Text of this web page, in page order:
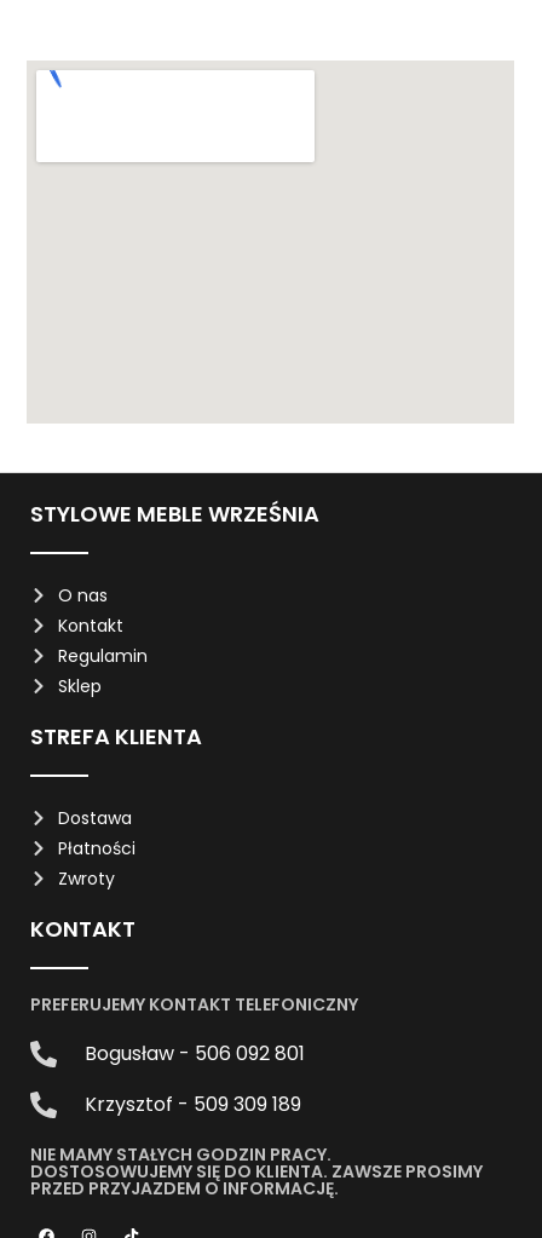
STYLOWE MEBLE WRZEŚNIA
O nas
Kontakt
Regulamin
Sklep
STREFA KLIENTA
Dostawa
Płatności
Zwroty
KONTAKT
PREFERUJEMY KONTAKT TELEFONICZNY
Bogusław - 506 092 801
Krzysztof - 509 309 189
NIE MAMY STAŁYCH GODZIN PRACY.
DOSTOSOWUJEMY SIĘ DO KLIENTA. ZAWSZE PROSIMY
PRZED PRZYJAZDEM O INFORMACJĘ.